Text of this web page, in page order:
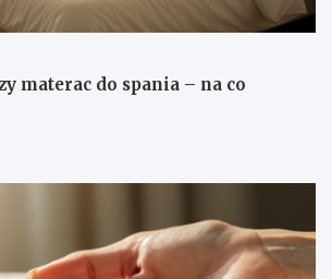
materac do spania – na co